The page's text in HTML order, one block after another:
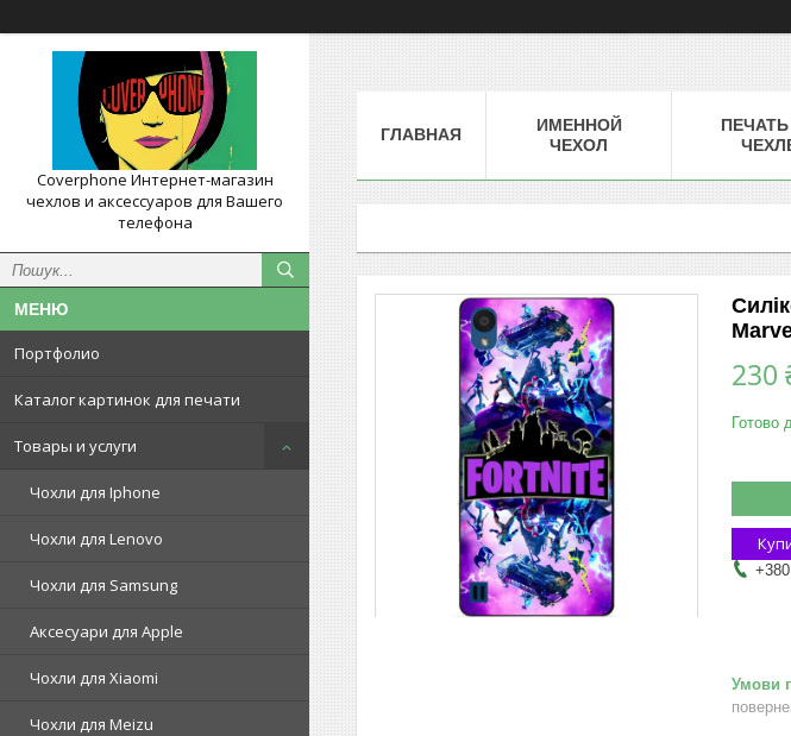
Coverphone Интернет-магазин
чехлов и аксессуаров для Вашего
телефона
Портфолио
Каталог картинок для печати
Товары и услуги
Чохли для Iphone
Чохли для Lenovo
Чохли для Samsung
Аксесуари для Apple
Чохли для Xiaomi
Чохли для Meizu
ГЛАВНАЯ
ИМЕННОЙ
ЧЕХОЛ
230
Готово